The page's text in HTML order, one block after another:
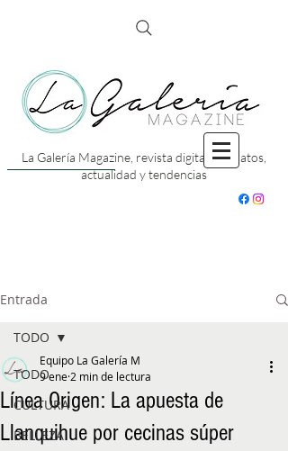
La Galería Magazine, revista digital con datos,
actualidad y tendencias
Entrada
TODO
CULTURA
BELLEZA
TODO
Línea Origen: La apuesta de
Llanquihue por cecinas súper
Equipo La Galería M
9 ene 2 min de lectura